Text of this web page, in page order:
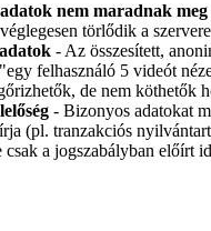
adatok nem maradnak meg
törlődik a
- Az összesített,
felhasználó 5 videót
de nem köthetők
- Bizonyos adatokat
(pl. tranzakciós
csak a jogszabályban előírt